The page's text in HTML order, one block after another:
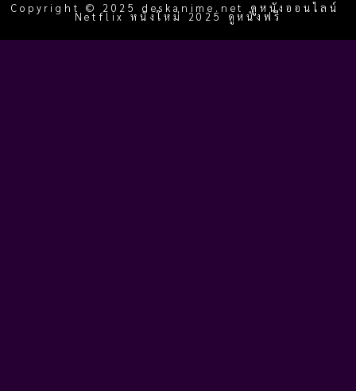
Copyright © 2025 deskanime.net ดูหนังออนไลน์
Netflix หนังใหม่ 2025 ดูหนังฟรี